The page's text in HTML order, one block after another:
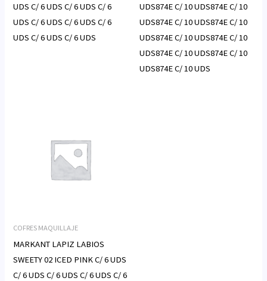
UDS C/ 6 UDS C/ 6 UDS C/ 6
UDS C/ 6 UDS C/ 6 UDS C/ 6
UDS C/ 6 UDS C/ 6 UDS
UDS874E C/ 10 UDS874E C/ 10
UDS874E C/ 10 UDS874E C/ 10
UDS874E C/ 10 UDS874E C/ 10
UDS874E C/ 10 UDS874E C/ 10
UDS874E C/ 10 UDS
COFRES MAQUILLAJE
MARKANT LAPIZ LABIOS
SWEETY 02 ICED PINK C/ 6 UDS
C/ 6 UDS C/ 6 UDS C/ 6 UDS C/ 6